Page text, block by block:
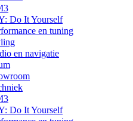
Do It Yourself
en tuning
en navigatie
Do It Yourself